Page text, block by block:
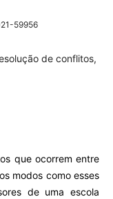
59956
de conflitos,
que ocorrem entre
modos como esses
de uma escola